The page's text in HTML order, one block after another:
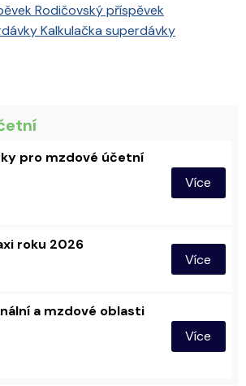
Rodičovský příspěvek
Kalkulačka superdávky
pro mzdové účetní
Více
roku 2026
Více
a mzdové oblasti
Více